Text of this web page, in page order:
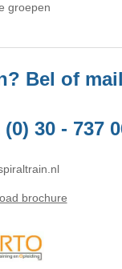
groepen
Bel of
(0) 30 - 737
brochure